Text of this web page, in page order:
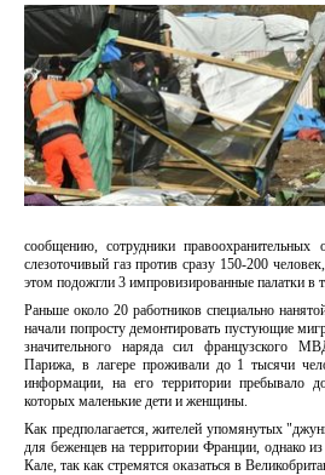
сообщению, сотрудники правоохранительных
слезоточивый газ против сразу 150-200
этом подожгли 3 импровизированные палатки в
Раньше около 20 работников специально
начали попросту демонтировать пустующие
значительного наряда сил французского
Парижа, в лагере проживали до 1 тысячи
информации, на его территории пребывало
которых маленькие дети и женщины.
Как предполагается, жителей упомянутых
для беженцев на территории Франции, однако
Кале, так как стремятся оказаться в